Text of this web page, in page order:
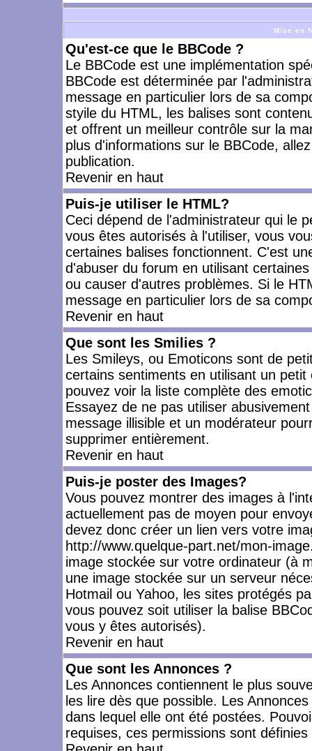
Mise en
Qu'est-ce que le BBCode ?
Le BBCode est une implémentation
BBCode est déterminée par
message en particulier lors de sa
styile du HTML, les balises sont
et offrent un meilleur contrôle sur la
plus d'informations sur le BBCode,
publication.
Revenir en haut
Puis-je utiliser le HTML?
Ceci dépend de l'administrateur qui le
vous êtes autorisés à l'utiliser, vous
certaines balises fonctionnent. C'est
d'abuser du forum en utilisant
ou causer d'autres problèmes. Si le
message en particulier lors de sa
Revenir en haut
Que sont les Smilies ?
Les Smileys, ou Emoticons sont de
certains sentiments en utilisant un
pouvez voir la liste complète des
Essayez de ne pas utiliser
message illisible et un modérateur
supprimer entièrement.
Revenir en haut
Puis-je poster des Images?
Vous pouvez montrer des images à
actuellement pas de moyen pour
devez donc créer un lien vers votre
http://www.quelque-part.net/mon-
image stockée sur votre ordinateur (à
une image stockée sur un serveur
Hotmail ou Yahoo, les sites protégés
vous pouvez soit utiliser la balise
vous y êtes autorisés).
Revenir en haut
Que sont les Annonces ?
Les Annonces contiennent le plus
les lire dès que possible. Les
dans lequel elle ont été postées.
requises, ces permissions sont